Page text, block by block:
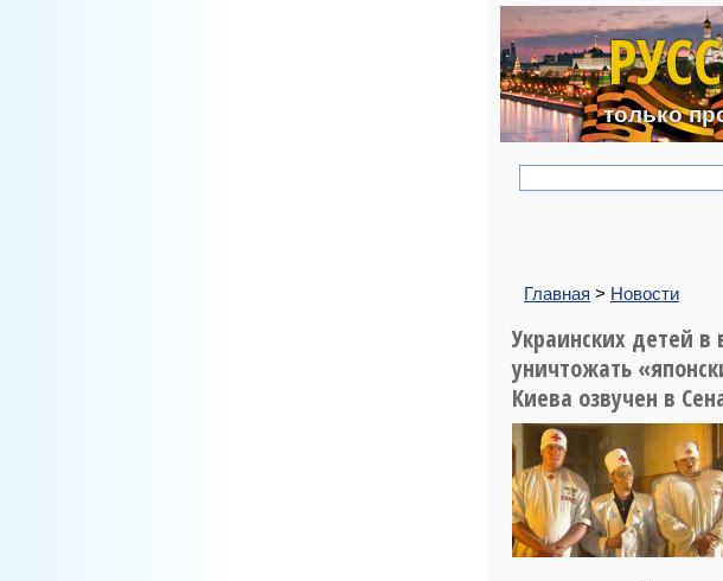
только
Главная > Новости
Украинских детей в
уничтожать
Киева озвучен в